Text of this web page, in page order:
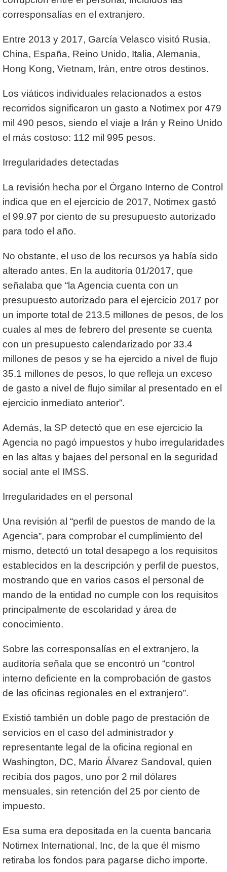
corresponsalías en el extranjero.
Entre 2013 y 2017, García Velasco visitó Rusia,
China, España, Reino Unido, Italia, Alemania,
Hong Kong, Vietnam, Irán, entre otros destinos.
Los viáticos individuales relacionados a estos
recorridos significaron un gasto a Notimex por 479
mil 490 pesos, siendo el viaje a Irán y Reino Unido
el más costoso: 112 mil 995 pesos.
Irregularidades detectadas
La revisión hecha por el Órgano Interno de Control
indica que en el ejercicio de 2017, Notimex gastó
el 99.97 por ciento de su presupuesto autorizado
para todo el año.
No obstante, el uso de los recursos ya había sido
alterado antes. En la auditoría 01/2017, que
señalaba que “la Agencia cuenta con un
presupuesto autorizado para el ejercicio 2017 por
un importe total de 213.5 millones de pesos, de los
cuales al mes de febrero del presente se cuenta
con un presupuesto calendarizado por 33.4
millones de pesos y se ha ejercido a nivel de flujo
35.1 millones de pesos, lo que refleja un exceso
de gasto a nivel de flujo similar al presentado en el
ejercicio inmediato anterior”.
Además, la SP detectó que en ese ejercicio la
Agencia no pagó impuestos y hubo irregularidades
en las altas y bajaes del personal en la seguridad
social ante el IMSS.
Irregularidades en el personal
Una revisión al “perfil de puestos de mando de la
Agencia”, para comprobar el cumplimiento del
mismo, detectó un total desapego a los requisitos
establecidos en la descripción y perfil de puestos,
mostrando que en varios casos el personal de
mando de la entidad no cumple con los requisitos
principalmente de escolaridad y área de
conocimiento.
Sobre las corresponsalías en el extranjero, la
auditoría señala que se encontró un “control
interno deficiente en la comprobación de gastos
de las oficinas regionales en el extranjero”.
Existió también un doble pago de prestación de
servicios en el caso del administrador y
representante legal de la oficina regional en
Washington, DC, Mario Álvarez Sandoval, quien
recibía dos pagos, uno por 2 mil dólares
mensuales, sin retención del 25 por ciento de
impuesto.
Esa suma era depositada en la cuenta bancaria
Notimex International, Inc, de la que él mismo
retiraba los fondos para pagarse dicho importe.